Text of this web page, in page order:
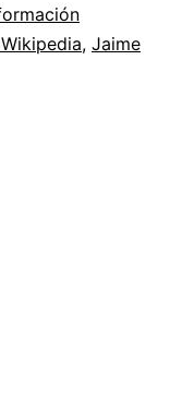
, Jaime